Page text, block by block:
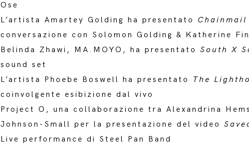
Ose
L’artista Amartey Golding ha presentato Chainmail
conversazione con Solomon Golding & Katherine
Belinda Zhawi, MA.MOYO, ha presentato South X
sound set
L’artista Phoebe Boswell ha presentato
The
coinvolgente esibizione dal vivo
Project O, una collaborazione tra Alexandrina
Johnson-Small per la presentazione del video
Live performance di Steel Pan Band